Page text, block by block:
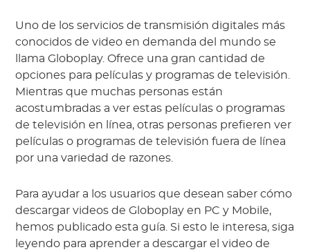
Uno de los servicios de transmisión digitales más
conocidos de video en demanda del mundo se
llama Globoplay. Ofrece una gran cantidad de
opciones para películas y programas de televisión.
Mientras que muchas personas están
acostumbradas a ver estas películas o programas
de televisión en línea, otras personas prefieren ver
películas o programas de televisión fuera de línea
por una variedad de razones.
Para ayudar a los usuarios que desean saber cómo
descargar videos de Globoplay en PC y Mobile,
hemos publicado esta guía. Si esto le interesa, siga
leyendo para aprender a descargar el video de